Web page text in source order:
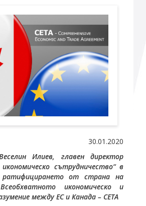
Абонирайте се!
30.01.2020
Илиев, главен директор
сътрудничество“ в
от страна на
икономическо и
между ЕС и Канада – СЕТА